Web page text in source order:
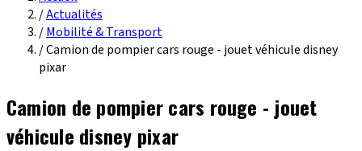
/Actualités
/Mobilité & Transport
/Camion de pompier cars rouge - jouet véhicule disney
pixar
Camion de pompier cars rouge - jouet
véhicule disney pixar